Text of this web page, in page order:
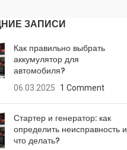
ЗАПИСИ
Как правильно выбрать
аккумулятор для
автомобиля?
06.03.2025 1 Comment
Стартер и генератор: как
определить неисправность и
что делать?